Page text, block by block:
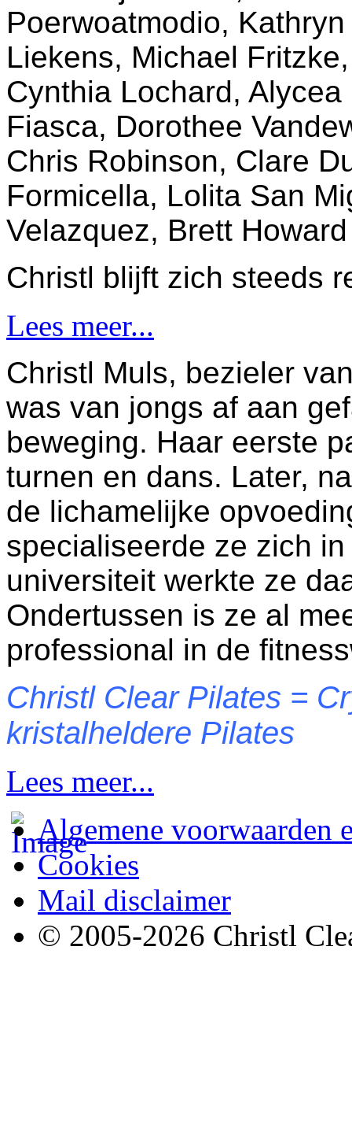
Poerwoatmodio,
Liekens, Michael
Cynthia Lochard,
Fiasca, Dorothee
Chris Robinson, Clare
Formicella, Lolita San
Velazquez, Brett
Christl blijft zich steeds
Lees meer...
Christl Muls, bezieler
was van jongs af aan
beweging. Haar eerste
turnen en dans. Later,
de lichamelijke
specialiseerde ze zich
universiteit werkte ze
Ondertussen is ze al
professional in de
Christl Clear Pilates =
kristalheldere Pilates
Lees meer...
Algemene voorwaarden
Cookies
Mail disclaimer
© 2005-2026 Christl